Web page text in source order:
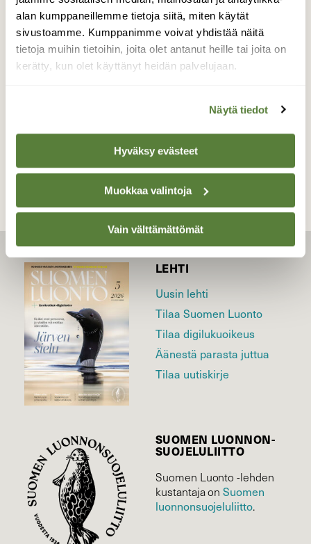
alan kumppaneillemme tietoja siitä, miten käytät
sivustoamme. Kumppanimme voivat yhdistää näitä
tietoja muihin tietoihin, joita olet antanut heille tai joita on
kerätty, kun olet käyttänyt heidän palvelujaan.
Näytä tiedot
Hyväksy evästeet
Muokkaa valintoja
Vain välttämättömät
Paljon ulpukoita
Kukkimassa Poro-Kolmoislammella.
Valokuvaaja: Reijo Juurinen, Nuuksion
TAKAISIN LISTAAN
LEHTI
Uusin lehti
Tilaa Suomen Luonto
Tilaa digilukuoikeus
Äänestä parasta juttua
Tilaa uutiskirje
SUOMEN LUONNON­
SUOJELU­LIITTO
Suomen Luonto -lehden
kustantaja onSuomen
luonnonsuojelu­liitto.